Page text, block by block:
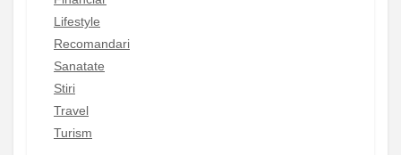
Lifestyle
Recomandari
Sanatate
Stiri
Travel
Turism